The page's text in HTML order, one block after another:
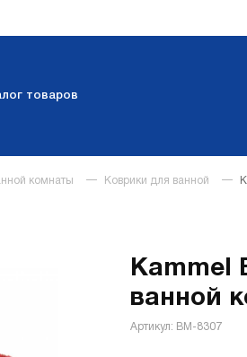
товаров
комнаты Коврики для ванной
Kammel
ванной
Артикул: BM-8307